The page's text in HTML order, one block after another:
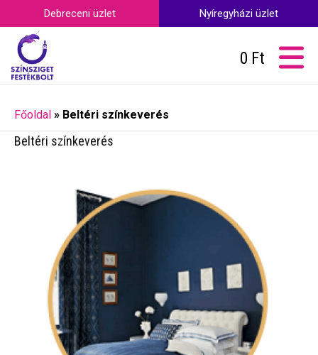
Debreceni üzlet Nyíregyházi üzlet
0 Ft
Főoldal » Beltéri színkeverés
Beltéri színkeverés